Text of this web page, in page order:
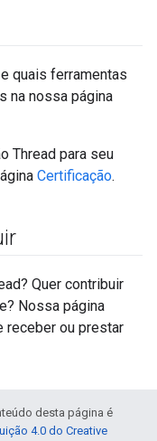
quais ferramentas
na nossa página
Thread para seu
Certificação.
Quer contribuir
Nossa página
receber ou prestar
desta página é
4.0 do Creative